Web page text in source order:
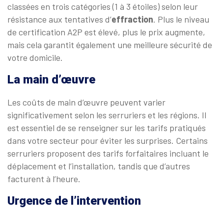
classées en trois catégories (1 à 3 étoiles) selon leur
résistance aux tentatives d’effraction. Plus le niveau
de certification A2P est élevé, plus le prix augmente,
mais cela garantit également une meilleure sécurité de
votre domicile.
La main d’œuvre
Les coûts de main d’œuvre peuvent varier
significativement selon les serruriers et les régions. Il
est essentiel de se renseigner sur les tarifs pratiqués
dans votre secteur pour éviter les surprises. Certains
serruriers proposent des tarifs forfaitaires incluant le
déplacement et l’installation, tandis que d’autres
facturent à l’heure.
Urgence de l’intervention